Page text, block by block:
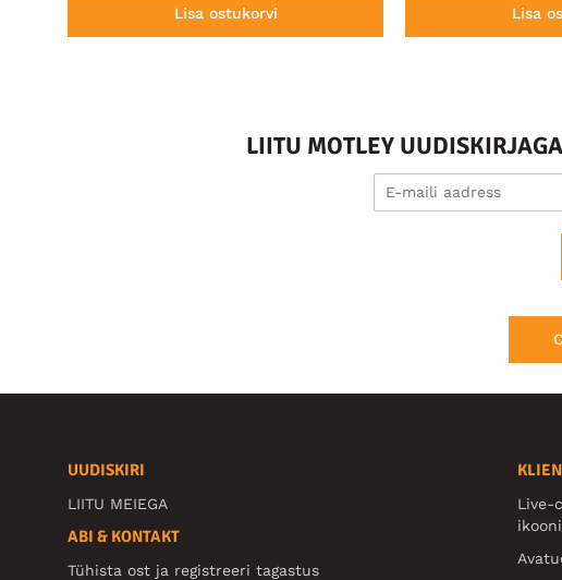
Lisa ostukorvi Lisa
LIITU MOTLEY
UUDISKIRI
LIITU MEIEGA
ABI & KONTAKT
Tühista ost ja registreeri tagastus
Live-